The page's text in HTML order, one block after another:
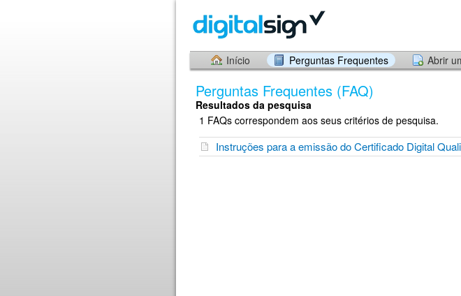
Início Perguntas Frequentes Abrir
Perguntas Frequentes (FAQ)
Resultados da pesquisa
1 FAQs correspondem aos seus critérios de pesquisa.
Instruções para a emissão do Certificado Digital